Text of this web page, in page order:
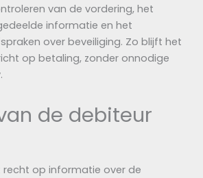
van de vordering, het
informatie en het
over beveiliging. Zo blijft het
op betaling, zonder onnodige
de debiteur
recht op informatie over de